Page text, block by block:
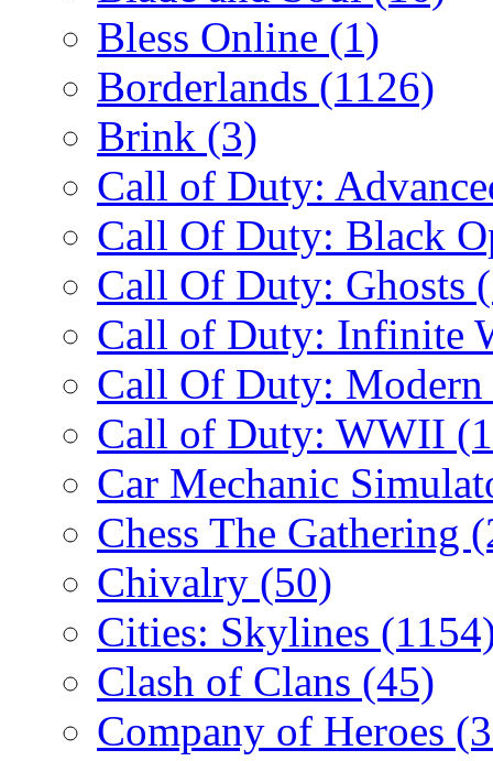
Bless Online (1)
Borderlands (1126)
Brink (3)
Call of Duty:
Call Of Duty: Black
Call Of Duty: Ghosts
Call of Duty: Infinite
Call Of Duty:
Call of Duty: WWII
Car Mechanic
Chess The Gathering
Chivalry (50)
Cities: Skylines
Clash of Clans (45)
Company of Heroes